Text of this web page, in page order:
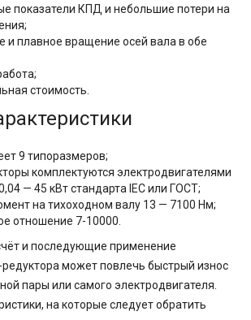
показатели КПД и небольшие потери на
и плавное вращение осей вала в обе
стоимость.
9 типоразмеров;
комплектуются электродвигателями
— 45 кВт стандарта IEC или ГОСТ;
на тихоходном валу 13 — 7100 Нм;
отношение 7-10000.
и последующие применение
может повлечь быстрый износ
пары или самого электродвигателя.
на которые следует обратить